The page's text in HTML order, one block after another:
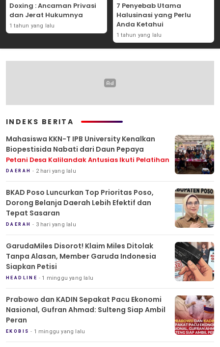
Doxing : Ancaman Privasi
dan Jerat Hukumnya
1 tahun yang lalu
7 Penyebab Utama
Halusinasi yang Perlu
Anda Ketahui
1 tahun yang lalu
INDEKS BERITA
Mahasiswa KKN-T IPB University Kenalkan
Biopestisida Nabati dari Daun Pepaya
Petani Desa Kalilandak Antusias Ikuti Pelatihan
DAERAH 2 hari yang lalu
BKAD Poso Luncurkan Top Prioritas Poso,
Dorong Belanja Daerah Lebih Efektif dan
Tepat Sasaran
DAERAH 3 hari yang lalu
GarudaMiles Disorot! Klaim Miles Ditolak
Tanpa Alasan, Member Garuda Indonesia
Siapkan Petisi
HEADLINE 1 minggu yang lalu
Prabowo dan KADIN Sepakat Pacu Ekonomi
Nasional, Gufran Ahmad: Sulteng Siap Ambil
Peran
EKOBIS 1 minggu yang lalu